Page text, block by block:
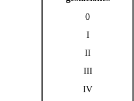
0
I
II
III
IV